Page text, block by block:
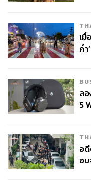
เ
คำ
ล
5
อ
อ